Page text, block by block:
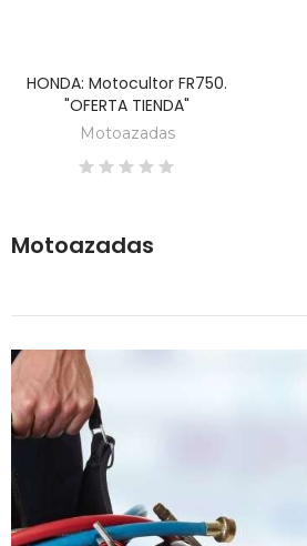
DESCUBRE
HONDA: Motocultor FR750.
"OFERTA TIENDA"
Motoazadas
Motoazadas